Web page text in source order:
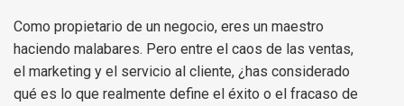
Como propietario de un negocio, eres un maestro
haciendo malabares. Pero entre el caos de las ventas,
el marketing y el servicio al cliente, ¿has considerado
qué es lo que realmente define el éxito o el fracaso de